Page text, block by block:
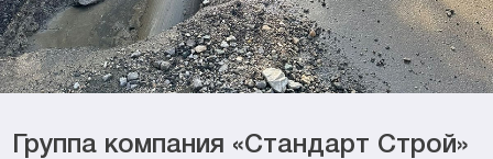
Группа компания «Стандарт Строй»